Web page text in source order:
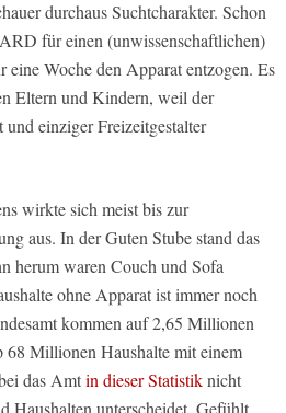
durchaus Suchtcharakter. Schon
für einen (unwissenschaftlichen)
eine Woche den Apparat entzogen. Es
Eltern und Kindern, weil der
einziger Freizeitgestalter
wirkte sich meist bis zur
aus. In der Guten Stube stand das
herum waren Couch und Sofa
ohne Apparat ist immer noch
kommen auf 2,65 Millionen
68 Millionen Haushalte mit einem
das Amtin dieser Statistiknicht